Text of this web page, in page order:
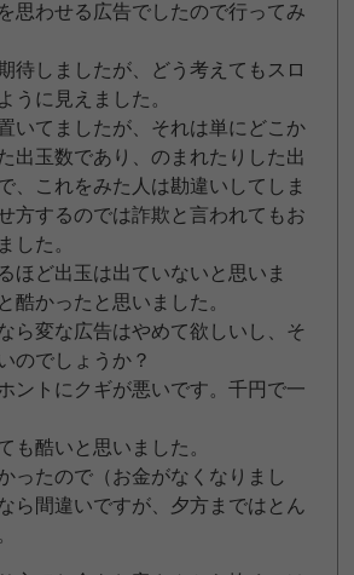
思わせる広告でしたので行ってみ
待しましたが、どう考えてもスロ
うに見えました。
いてましたが、それは単にどこか
出玉数であり、のまれたりした出
、これをみた人は勘違いしてしま
方するのでは詐欺と言われてもお
した。
ほど出玉は出ていないと思いま
酷かったと思いました。
ら変な広告はやめて欲しいし、そ
のでしょうか？
ントにクギが悪いです。千円で一
も酷いと思いました。
ったので（お金がなくなりまし
ら間違いですが、夕方まではとん